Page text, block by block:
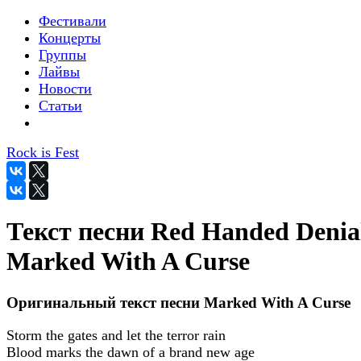
Фестивали
Концерты
Группы
Лайвы
Новости
Статьи
Rock is Fest
Текст песни Red Handed
Marked With A Curse
Оригинальный текст песни Marked With A Curse
Storm the gates and let the terror rain
Blood marks the dawn of a brand new age